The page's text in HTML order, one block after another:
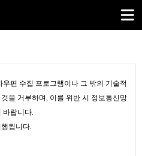
편 수집 프로그램이나 그 밖의 기술적
을 거부하며, 이를 위반 시 정보통신망
바랍니다.
됩니다.